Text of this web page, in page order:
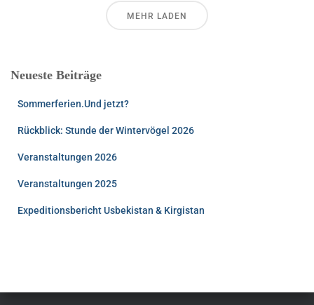
MEHR LADEN
Neueste Beiträge
Sommerferien.Und jetzt?
Rückblick: Stunde der Wintervögel 2026
Veranstaltungen 2026
Veranstaltungen 2025
Expeditionsbericht Usbekistan & Kirgistan